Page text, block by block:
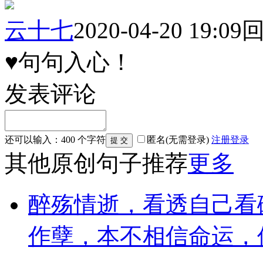
云十七2020-04-20 19:09
♥句句入心！
发表评论
还可以输入： 400 个字符 匿名(无需登录) 注册登录
其他原创句子推荐更多
醉殇情逝，看透自己
作孽，本不相信命运